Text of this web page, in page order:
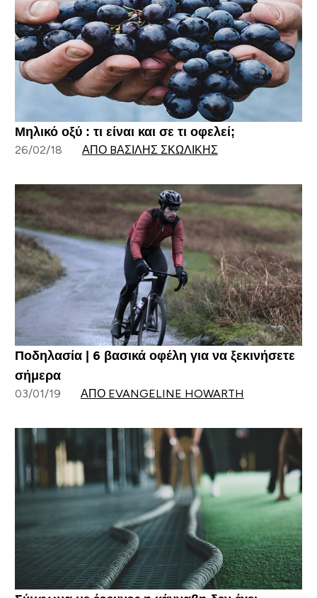
Μηλικό οξύ : τι είναι και σε τι οφελεί;
26/02/18 ΑΠΌ BΑΣΊΛΗΣ ΣΚΩΛΊΚΗΣ
Ποδηλασία | 6 βασικά οφέλη για να ξεκινήσετε
σήμερα
03/01/19 ΑΠΌ EVANGELINE HOWARTH